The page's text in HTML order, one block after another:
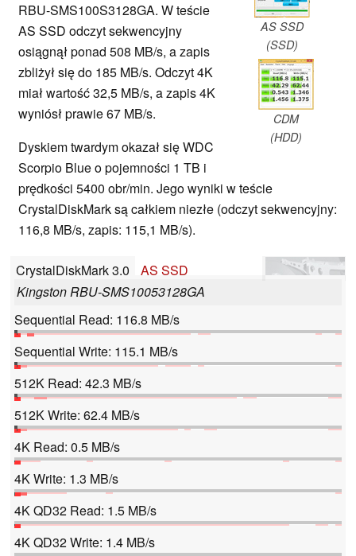
AS SSD
(SSD)
CDM
(HDD)
RBU-SMS100S3128GA. W teście
AS SSD odczyt sekwencyjny
osiągnął ponad 508 MB/s, a zapis
zbliżył się do 185 MB/s. Odczyt 4K
miał wartość 32,5 MB/s, a zapis 4K
wyniósł prawie 67 MB/s.
Dyskiem twardym okazał się WDC
Scorpio Blue o pojemności 1 TB i
prędkości 5400 obr/min. Jego wyniki w teście
CrystalDiskMark są całkiem niezłe (odczyt sekwencyjny:
116,8 MB/s, zapis: 115,1 MB/s).
CrystalDiskMark 3.0
AS SSD
Kingston RBU-SMS10053128GA
Sequential Read: 116.8 MB/s
Sequential Write: 115.1 MB/s
512K Read: 42.3 MB/s
512K Write: 62.4 MB/s
4K Read: 0.5 MB/s
4K Write: 1.3 MB/s
4K QD32 Read: 1.5 MB/s
4K QD32 Write: 1.4 MB/s